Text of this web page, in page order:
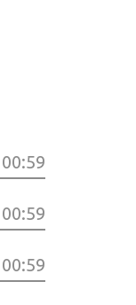
00:59
00:59
00:59